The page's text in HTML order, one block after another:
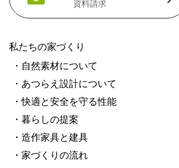
資料請求
私たちの家づくり
・自然素材について
・あつらえ設計について
・快適と安全を守る性能
・暮らしの提案
・造作家具と建具
・家づくりの流れ